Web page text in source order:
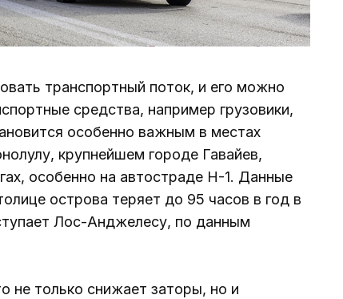
транспортный поток, и его можно
средства, например грузовики,
особенно важным в местах
крупнейшем городе Гавайев,
особенно на автостраде H-1. Данные
острова теряет до 95 часов в год в
Лос-Анджелесу, по данным
не только снижает заторы, но и